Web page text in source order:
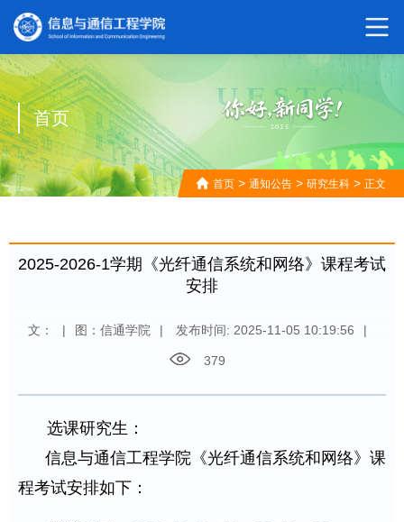
首页
首页 > 通知公告 > 研究生科 > 正文
2025-2026-1学期《光纤通信系统和网络》课程考试
安排
文： | 图：信通学院 | 发布时间: 2025-11-05 10:19:56 |
379
选课研究生：
信息与通信工程学院《光纤通信系统和网络》课
程考试安排如下：